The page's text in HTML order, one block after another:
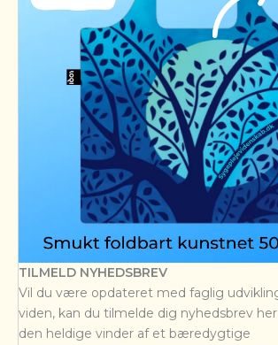
TILMELD NYHEDSBREV
Vil du være opdateret med faglig
viden, kan du tilmelde dig nyhedsbrev
den heldige vinder af et bæredygtige